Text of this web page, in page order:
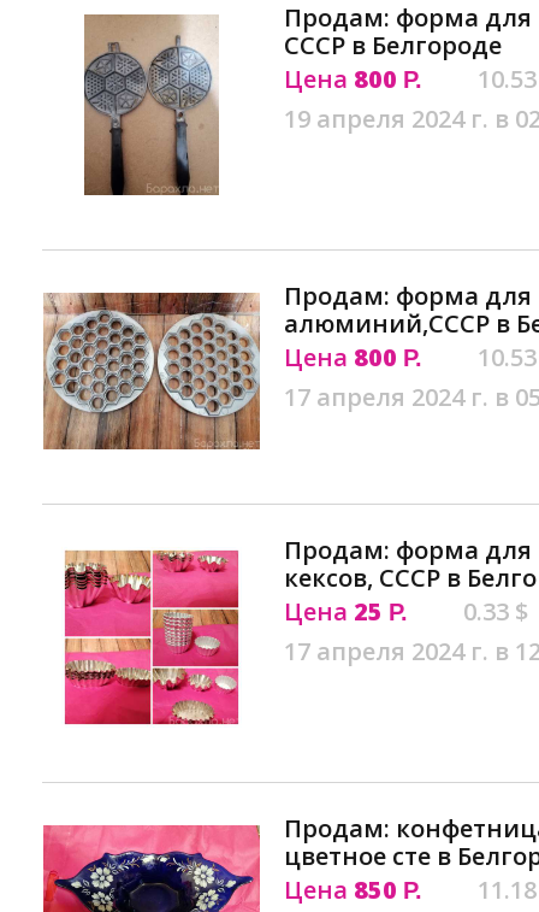
Продам: форма для
СССР в Белгороде
Цена 800 Р.
19 апреля 2024 г. в
Продам: форма для
алюминий,СССР в
Цена 800 Р.
17 апреля 2024 г. в
Продам: форма для
кексов, СССР в
Цена 25 Р.
0.33 $
17 апреля 2024 г. в
Продам:
цветное сте в
Цена 850 Р.